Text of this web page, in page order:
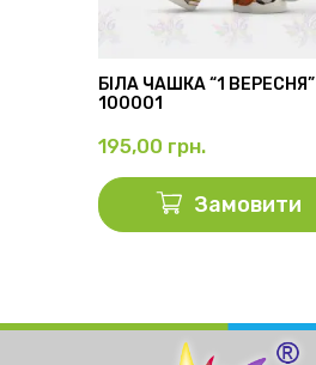
БІЛА ЧАШКА “1 ВЕРЕСНЯ”
100001
195,00 грн.
Замовити